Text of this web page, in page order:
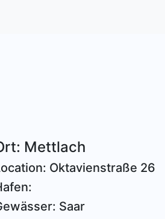
Mettlach
Oktavienstraße 26
Saar